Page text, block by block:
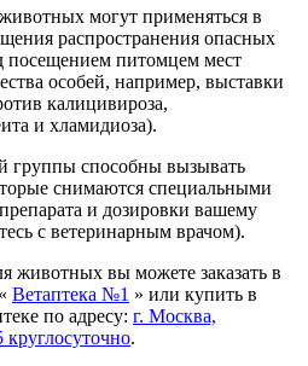
могут применяться в
распространения опасных
посещением питомцем мест
особей, например, выставки
калицивироза,
и хламидиоза).
группы способны вызывать
снимаются специальными
и дозировки вашему
с ветеринарным врачом).
животных вы можете заказать в
Ветаптека №1 » или купить в
по адресу: г. Москва,
круглосуточно.